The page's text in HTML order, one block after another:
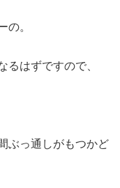
の。
るはずですので、
ぶっ通しがもつかど